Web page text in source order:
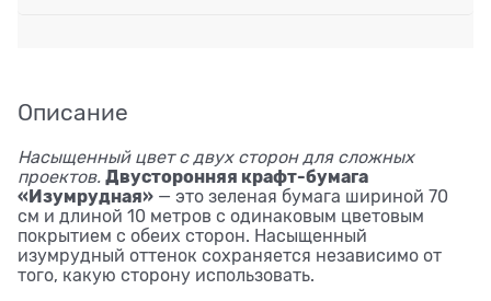
Описание
Насыщенный цвет с двух сторон для сложных
проектов. Двусторонняя крафт-бумага
«Изумрудная» — это зеленая бумага шириной 70
см и длиной 10 метров с одинаковым цветовым
покрытием с обеих сторон. Насыщенный
изумрудный оттенок сохраняется независимо от
того, какую сторону использовать.